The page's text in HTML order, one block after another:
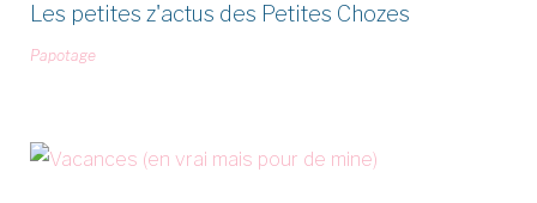
Les petites z'actus des Petites Chozes
Papotage